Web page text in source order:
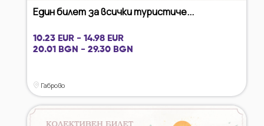
Един билет за всички туристиче...
10.23 EUR - 14.98 EUR
20.01 BGN - 29.30 BGN
Габрово